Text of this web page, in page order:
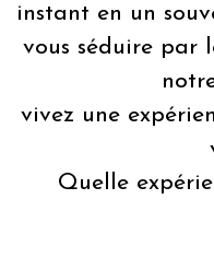
instant en un
vous séduire par
vivez une
Quelle